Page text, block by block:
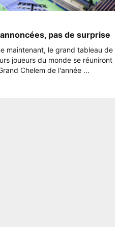
pas de surprise
maintenant, le grand tableau de
joueurs du monde se réuniront
Chelem de l'année ...